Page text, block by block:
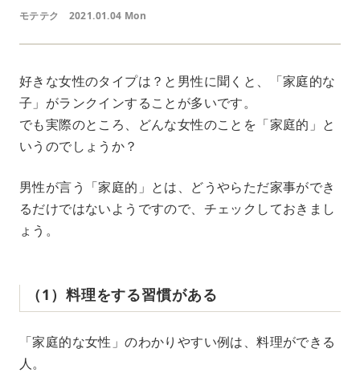
モテテク 2021.01.04 Mon
好きな女性のタイプは？と男性に聞くと、「家庭的な
子」がランクインすることが多いです。
でも実際のところ、どんな女性のことを「家庭的」と
いうのでしょうか？
男性が言う「家庭的」とは、どうやらただ家事ができ
るだけではないようですので、チェックしておきまし
ょう。
（1）料理をする習慣がある
「家庭的な女性」のわかりやすい例は、料理ができる
人。